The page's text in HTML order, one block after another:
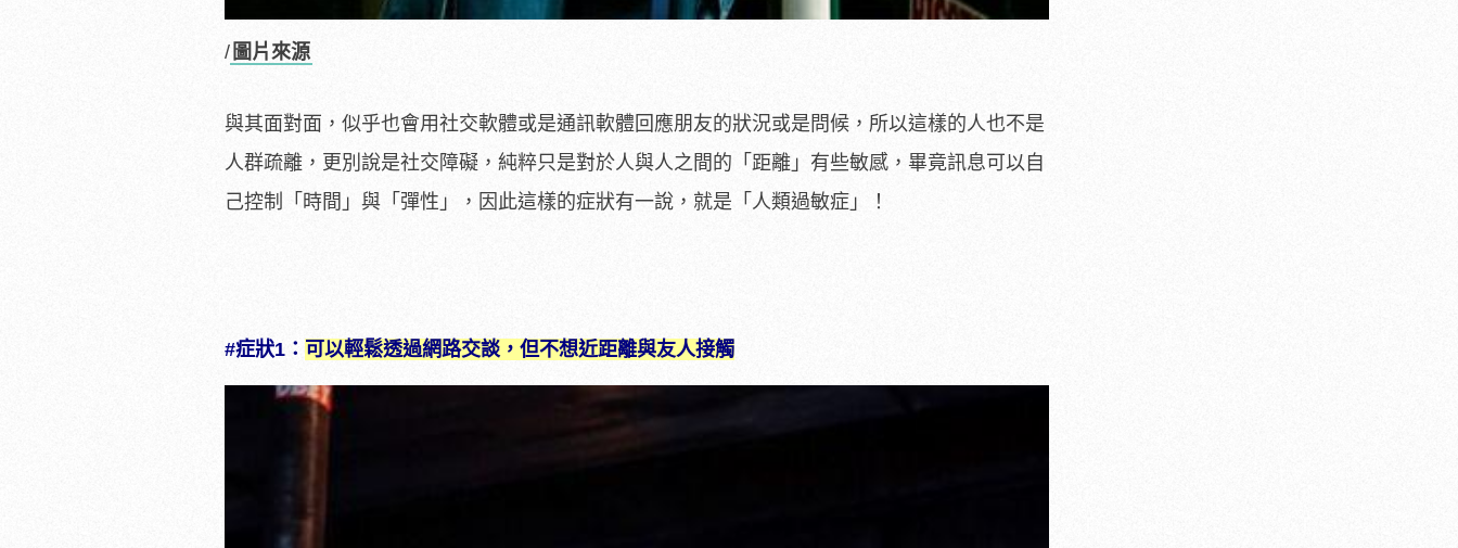
/ 圖片來源
與其面對面，似乎也會用社交軟體或是通訊軟體回應朋友的狀況或是問候，所以這樣的人也不是
人群疏離，更別說是社交障礙，純粹只是對於人與人之間的「距離」有些敏感，畢竟訊息可以自
己控制「時間」與「彈性」，因此這樣的症狀有一說，就是「人類過敏症」！
#症狀1： 可以輕鬆透過網路交談，但不想近距離與友人接觸